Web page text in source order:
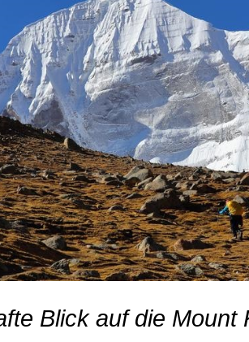
Blick auf die Mount